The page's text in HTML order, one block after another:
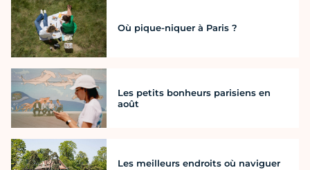
Où pique-niquer à Paris ?
Les petits bonheurs parisiens en
août
Les meilleurs endroits où naviguer